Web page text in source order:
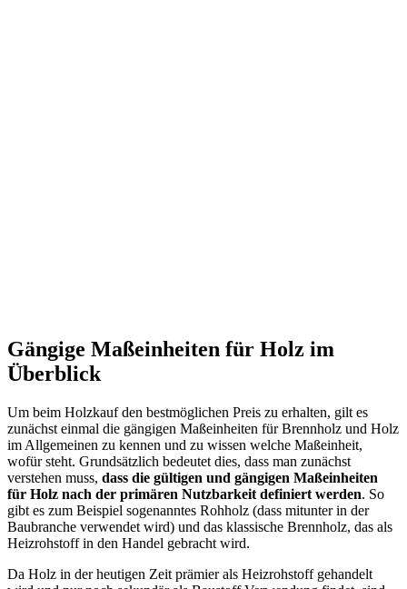
Gängige Maßeinheiten für Holz im
Überblick
Um beim Holzkauf den bestmöglichen Preis zu erhalten, gilt es
zunächst einmal die gängigen Maßeinheiten für Brennholz und Holz
im Allgemeinen zu kennen und zu wissen welche Maßeinheit,
wofür steht. Grundsätzlich bedeutet dies, dass man zunächst
verstehen muss, dass die gültigen und gängigen Maßeinheiten
für Holz nach der primären Nutzbarkeit definiert werden. So
gibt es zum Beispiel sogenanntes Rohholz (dass mitunter in der
Baubranche verwendet wird) und das klassische Brennholz, das als
Heizrohstoff in den Handel gebracht wird.
Da Holz in der heutigen Zeit prämier als Heizrohstoff gehandelt